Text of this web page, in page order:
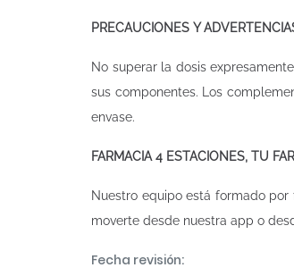
PRECAUCIONES Y
No superar la dosis
sus componentes. Los
envase.
FARMACIA 4 ESTACIONES, TU
Nuestro equipo está formado
moverte desde nuestra app o
Fecha revisión: